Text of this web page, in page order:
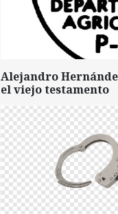
Alejandro
el viejo testamento